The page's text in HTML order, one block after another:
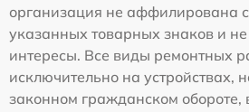
организация не аффилирована
указанных товарных знаков и не
интересы. Все виды ремонтных
исключительно на устройствах,
законном гражданском обороте, в